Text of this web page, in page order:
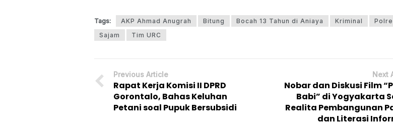
Tags: AKP Ahmad Anugrah Bitung Bocah 13 Tahun di Aniaya Kriminal
Sajam
Tim URC
Previous Article
Rapat Kerja Komisi II DPRD
Gorontalo, Bahas Keluhan
Petani soal Pupuk Bersubsidi
Next
Nobar dan Diskusi Film
Babi” di Yogyakarta
Realita Pembangunan
dan Literasi